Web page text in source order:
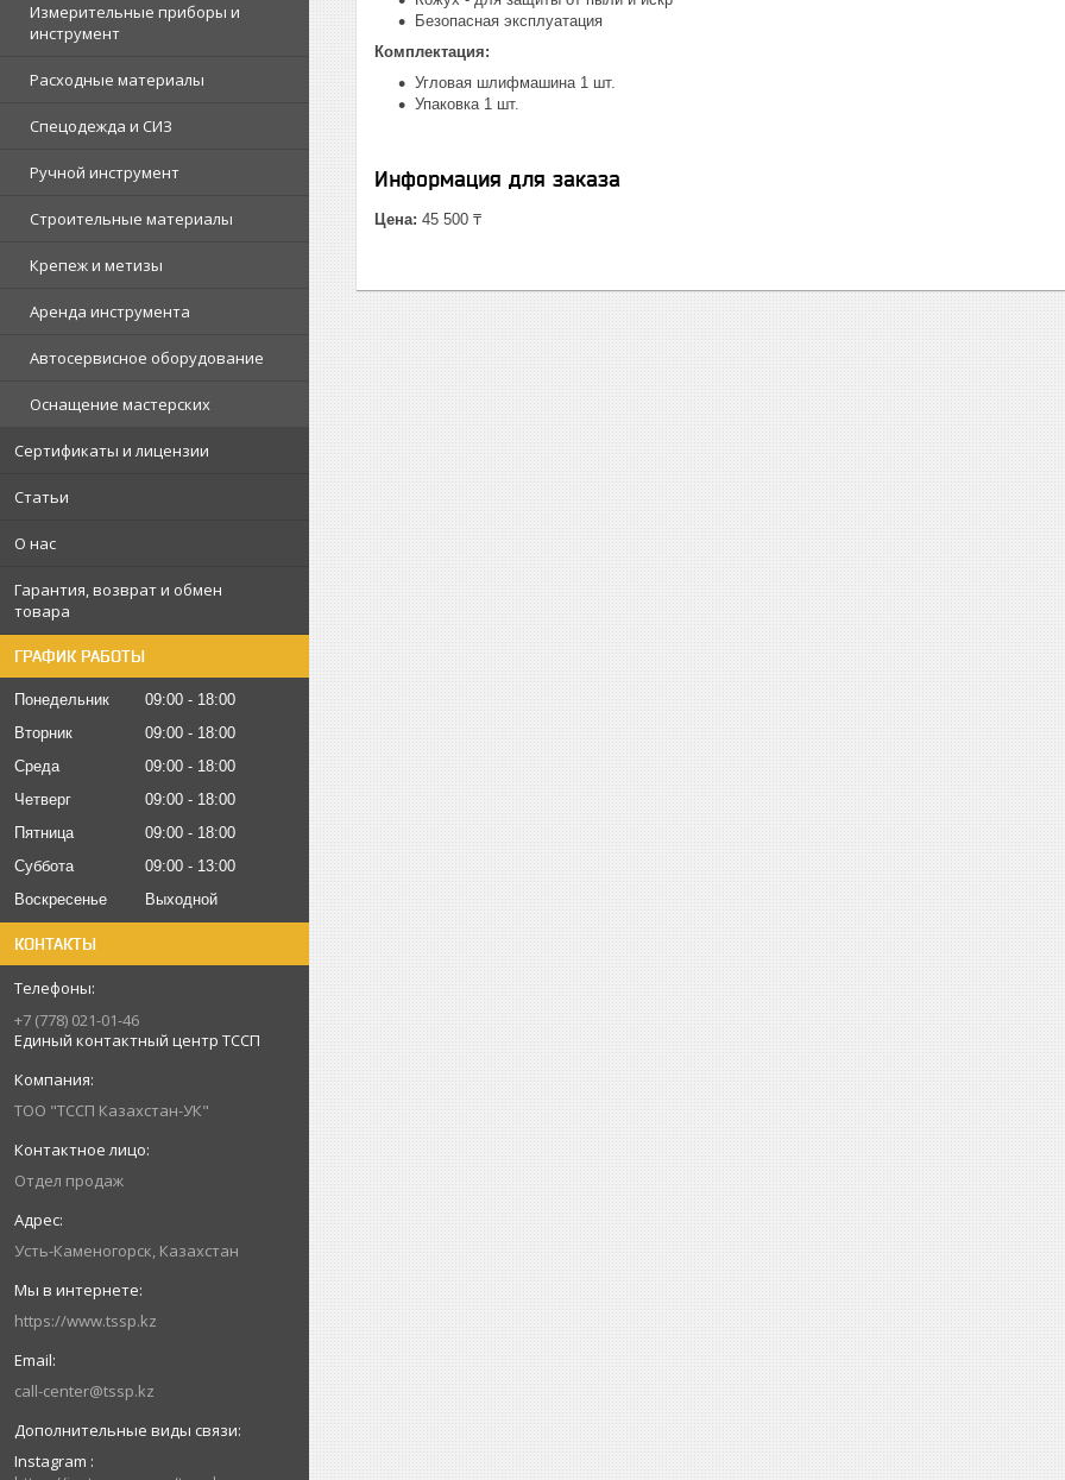
Измерительные приборы и
инструмент
Расходные материалы
Спецодежда и СИЗ
Ручной инструмент
Строительные материалы
Крепеж и метизы
Аренда инструмента
Автосервисное оборудование
Оснащение мастерских
Сертификаты и лицензии
Статьи
О нас
Гарантия, возврат и обмен
товара
ГРАФИК РАБОТЫ
Понедельник 09:00
18:00
Вторник
09:00
18:00
Среда
09:00
18:00
Четверг
09:00
18:00
Пятница
09:00
18:00
Суббота
09:00
13:00
Воскресенье
Выходной
КОНТАКТЫ
+7 (778) 021-01-46
Единый контактный центр ТССП
ТОО "ТССП Казахстан-УК"
Отдел продаж
Усть-Каменогорск, Казахстан
https://www.tssp.kz
call-center@tssp.kz
Instagram
Безопасная эксплуатация
Комплектация:
Угловая шлифмашина 1 шт.
Упаковка 1 шт.
Информация для заказа
Цена: 45 500 ₸